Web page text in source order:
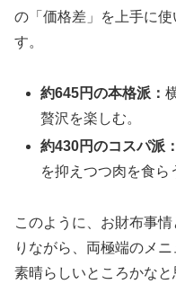
の「価格差」を上手に
す。
約645円の本格派：
贅沢を楽しむ。
約430円のコスパ派：
を抑えつつ肉を食ら
このように、お財布事
りながら、両極端のメ
素晴らしいところかなと